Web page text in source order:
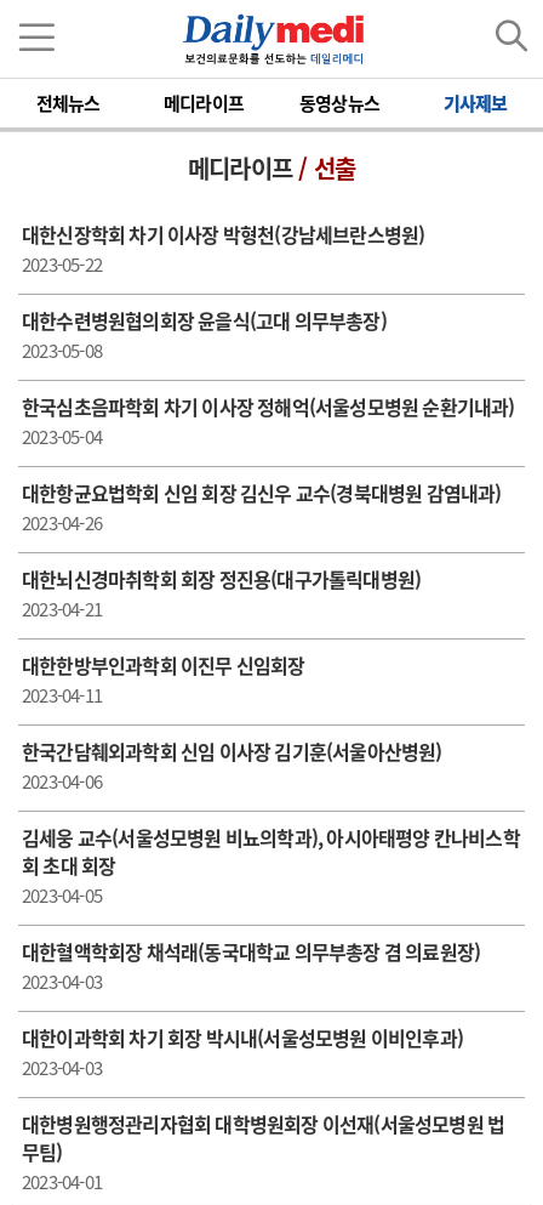
전체뉴스 메디라이프 동영상뉴스 기사제보
메디라이프/ 선출
대한신장학회 차기 이사장 박형천(강남세브란스병원)
2023-05-22
대한수련병원협의회장 윤을식(고대 의무부총장)
2023-05-08
한국심초음파학회 차기 이사장 정해억(서울성모병원 순환기내과)
2023-05-04
대한항균요법학회 신임 회장 김신우 교수(경북대병원 감염내과)
2023-04-26
대한뇌신경마취학회 회장 정진용(대구가톨릭대병원)
2023-04-21
대한한방부인과학회 이진무 신임회장
2023-04-11
한국간담췌외과학회 신임 이사장 김기훈(서울아산병원)
2023-04-06
김세웅 교수(서울성모병원 비뇨의학과), 아시아태평양 칸나비스학
회 초대 회장
2023-04-05
대한혈액학회장 채석래(동국대학교 의무부총장 겸 의료원장)
2023-04-03
대한이과학회 차기 회장 박시내(서울성모병원 이비인후과)
2023-04-03
대한병원행정관리자협회 대학병원회장 이선재(서울성모병원 법
무팀)
2023-04-01